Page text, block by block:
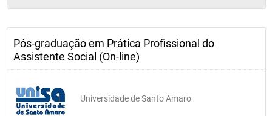
Pós-graduação em Prática Profissional do
Assistente Social (On-line)
Universidade de Santo Amaro